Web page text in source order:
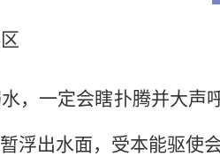
水，一定会瞎扑腾并大
浮出水面，受本能驱使